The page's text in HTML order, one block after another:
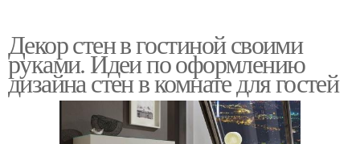
Декор стен в гостиной своими
руками. Идеи по оформлению
дизайна стен в комнате для гостей